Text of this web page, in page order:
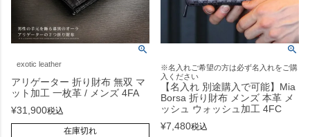
exotic leather
アリゲーター 折り財布 無双 マ
ット加工 一枚革 / メンズ 4FA
¥31,900税込
在庫切れ
※名入れご希望の方は必ず名入れをご購
入ください
【名入れ 別途購入で可能】Mia
Borsa 折り財布 メンズ 本革 メ
ッシュ ウォッシュ加工 4FC
¥7,480税込